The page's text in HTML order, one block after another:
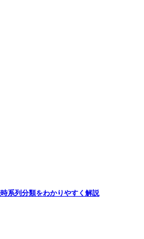
系列分類をわかりやすく解説